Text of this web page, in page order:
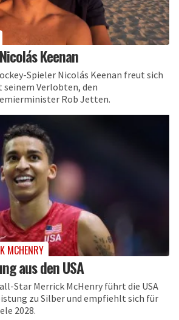
Keenan
Spieler Nicolás Keenan freut sich
Verlobten, den
Rob Jetten.
MCHENRY
aus den USA
Star Merrick McHenry führt die USA
zu Silber und empfiehlt sich für
2028.